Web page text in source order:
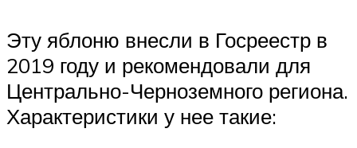
Эту яблоню внесли в Госреестр в
2019 году и рекомендовали для
Центрально-Черноземного региона.
Характеристики у нее такие: